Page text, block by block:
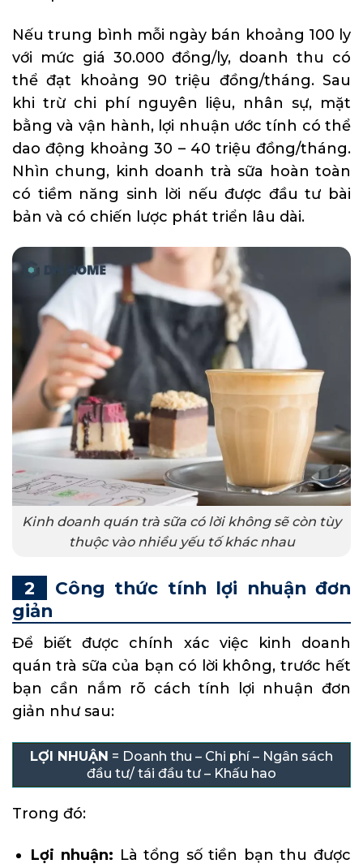
Nếu trung bình mỗi ngày bán khoảng 100 ly
với mức giá 30.000 đồng/ly, doanh thu có
thể đạt khoảng 90 triệu đồng/tháng. Sau
khi trừ chi phí nguyên liệu, nhân sự, mặt
bằng và vận hành, lợi nhuận ước tính có thể
dao động khoảng 30 – 40 triệu đồng/tháng.
Nhìn chung, kinh doanh trà sữa hoàn toàn
có tiềm năng sinh lời nếu được đầu tư bài
bản và có chiến lược phát triển lâu dài.
Kinh doanh quán trà sữa có lời không sẽ còn tùy
thuộc vào nhiều yếu tố khác nhau
Công thức tính lợi nhuận đơn
giản
Để biết được chính xác việc kinh doanh
quán trà sữa của bạn có lời không, trước hết
bạn cần nắm rõ cách tính lợi nhuận đơn
giản như sau:
LỢI NHUẬN = Doanh thu – Chi phí – Ngân sách
đầu tư/ tái đầu tư – Khấu hao
Trong đó:
Lợi nhuận: Là tổng số tiền bạn thu được